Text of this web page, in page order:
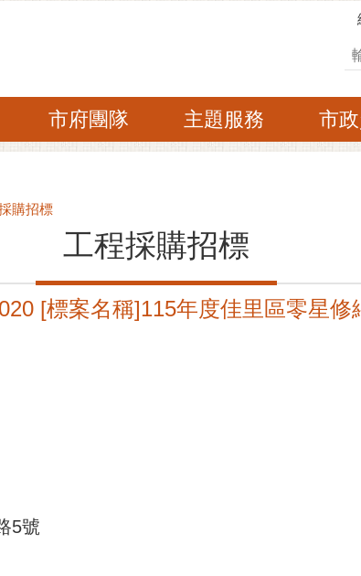
市府團隊 主題服務 市
購招標
工程採購招標
[標案名稱]115年度佳里區零星修
5號